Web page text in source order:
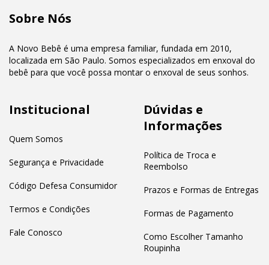
Sobre Nós
A Novo Bebê é uma empresa familiar, fundada em 2010,
localizada em São Paulo. Somos especializados em enxoval do
bebê para que você possa montar o enxoval de seus sonhos.
Institucional
Quem Somos
Segurança e Privacidade
Código Defesa Consumidor
Termos e Condições
Fale Conosco
Dúvidas e
Informações
Política de Troca e
Reembolso
Prazos e Formas de Entregas
Formas de Pagamento
Como Escolher Tamanho
Roupinha